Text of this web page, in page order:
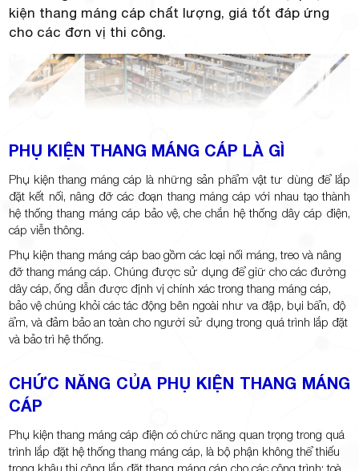
kiện thang máng cáp chất lượng, giá tốt đáp ứng
cho các đơn vị thi công.
PHỤ KIỆN THANG MÁNG CÁP LÀ GÌ
Phụ kiện thang máng cáp là những sản phẩm vật tư dùng để lắp
đặt kết nối, nâng đỡ các đoạn thang máng cáp với nhau tạo thành
hệ thống thang máng cáp bảo vệ, che chắn hệ thống dây cáp điện,
cáp viễn thông.
Phụ kiện thang máng cáp bao gồm các loại nối máng, treo và nâng
đỡ thang máng cáp. Chúng được sử dụng để giữ cho các đường
dây cáp, ống dẫn được định vị chính xác trong thang máng cáp,
bảo vệ chúng khỏi các tác động bên ngoài như va đập, bụi bẩn, độ
ẩm, và đảm bảo an toàn cho người sử dụng trong quá trình lắp đặt
và bảo trì hệ thống.
CHỨC NĂNG CỦA PHỤ KIỆN THANG MÁNG
CÁP
Phụ kiện thang máng cáp điện có chức năng quan trọng trong quá
trình lắp đặt hệ thống thang máng cáp, là bộ phận không thể thiếu
trong khâu thi công lắp đặt thang máng cáp cho các công trình: toà